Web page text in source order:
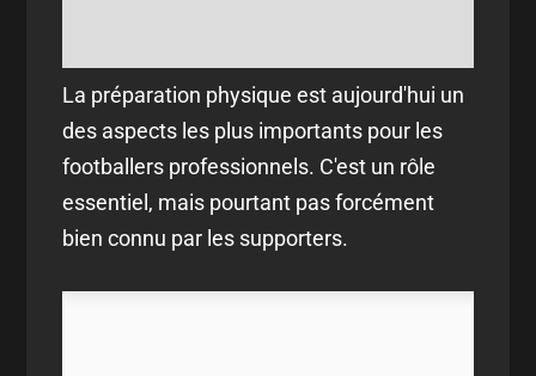
La préparation physique est aujourd'hui un
des aspects les plus importants pour les
footballers professionnels. C'est un rôle
essentiel, mais pourtant pas forcément
bien connu par les supporters.